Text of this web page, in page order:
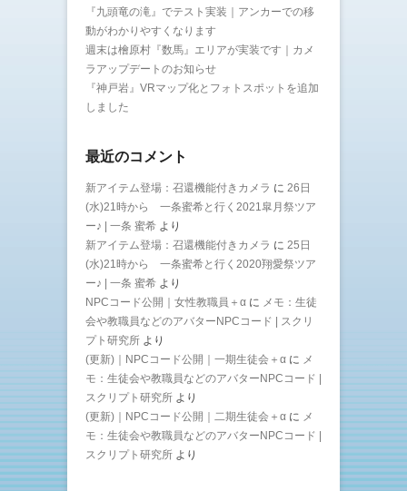
『九頭竜の滝』でテスト実装｜アンカーでの移
動がわかりやすくなります
週末は檜原村『数馬』エリアが実装です｜カメ
ラアップデートのお知らせ
『神戸岩』VRマップ化とフォトスポットを追加
しました
最近のコメント
新アイテム登場：召還機能付きカメラ に 26日
(水)21時から 一条蜜希と行く2021皐月祭ツア
ー♪ | 一条 蜜希 より
新アイテム登場：召還機能付きカメラ に 25日
(水)21時から 一条蜜希と行く2020翔愛祭ツア
ー♪ | 一条 蜜希 より
NPCコード公開｜女性教職員＋α に メモ：生徒
会や教職員などのアバターNPCコード | スクリ
プト研究所 より
(更新)｜NPCコード公開｜一期生徒会＋α に メ
モ：生徒会や教職員などのアバターNPCコード |
スクリプト研究所 より
(更新)｜NPCコード公開｜二期生徒会＋α に メ
モ：生徒会や教職員などのアバターNPCコード |
スクリプト研究所 より